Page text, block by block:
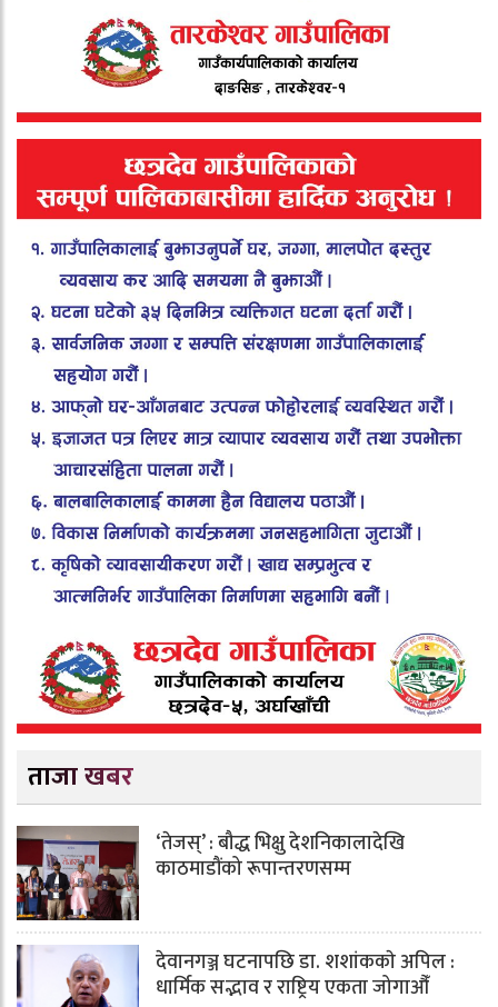
ताजा खबर
‘तेजस्’ : बौद्ध भिक्षु देशनिकालादेखि
काठमाडौंको रूपान्तरणसम्म
देवानगञ्ज घटनापछि डा. शशांककाे अपिल :
धार्मिक सद्भाव र राष्ट्रिय एकता जोगाऔँ